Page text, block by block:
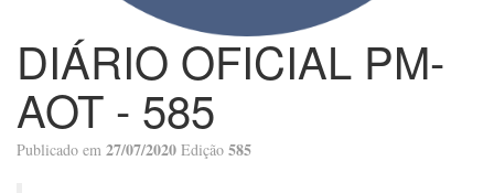
DIÁRIO OFICIAL PM-
AOT - 585
Publicado em 27/07/2020 Edição 585